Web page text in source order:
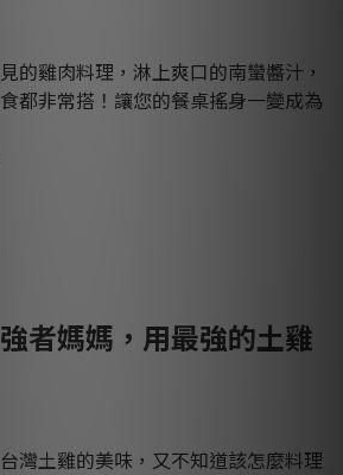
的雞肉料理，淋上爽口的南蠻醬汁，
都非常搭！讓您的餐桌搖身一變成為
強者媽媽，用最強的土雞
灣土雞的美味，又不知道該怎麼料理